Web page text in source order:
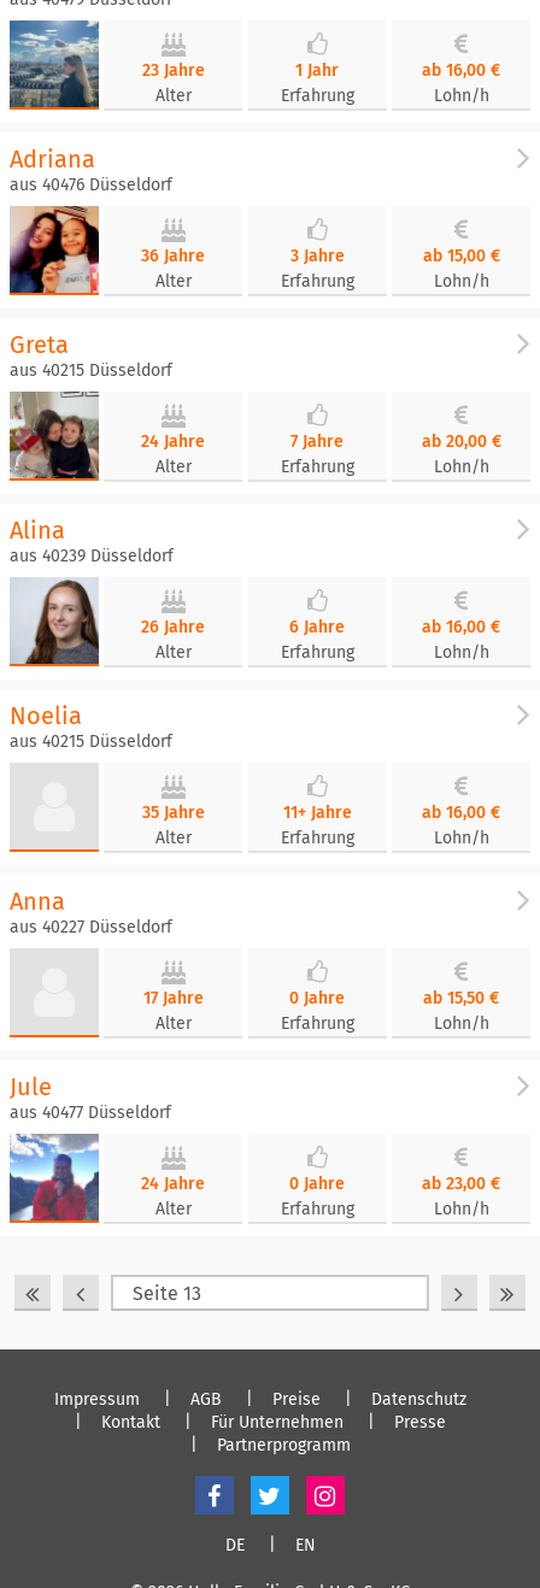
23 Jahre
Alter
1 Jahr
Erfahrung
ab 16,00 €
Lohn/h
Adriana
aus 40476 Düsseldorf
36 Jahre
Alter
3 Jahre
Erfahrung
ab 15,00 €
Lohn/h
Greta
aus 40215 Düsseldorf
24 Jahre
Alter
7 Jahre
Erfahrung
ab 20,00 €
Lohn/h
Alina
aus 40239 Düsseldorf
26 Jahre
Alter
6 Jahre
Erfahrung
ab 16,00 €
Lohn/h
Noelia
aus 40215 Düsseldorf
35 Jahre
Alter
11+ Jahre
Erfahrung
ab 16,00 €
Lohn/h
Anna
aus 40227 Düsseldorf
17 Jahre
Alter
0 Jahre
Erfahrung
ab 15,50 €
Lohn/h
Jule
aus 40477 Düsseldorf
24 Jahre
Alter
0 Jahre
Erfahrung
ab 23,00 €
Lohn/h
Impressum AGB Preise
Datenschutz
Kontakt
Für Unternehmen
Presse
Partnerprogramm
DE EN